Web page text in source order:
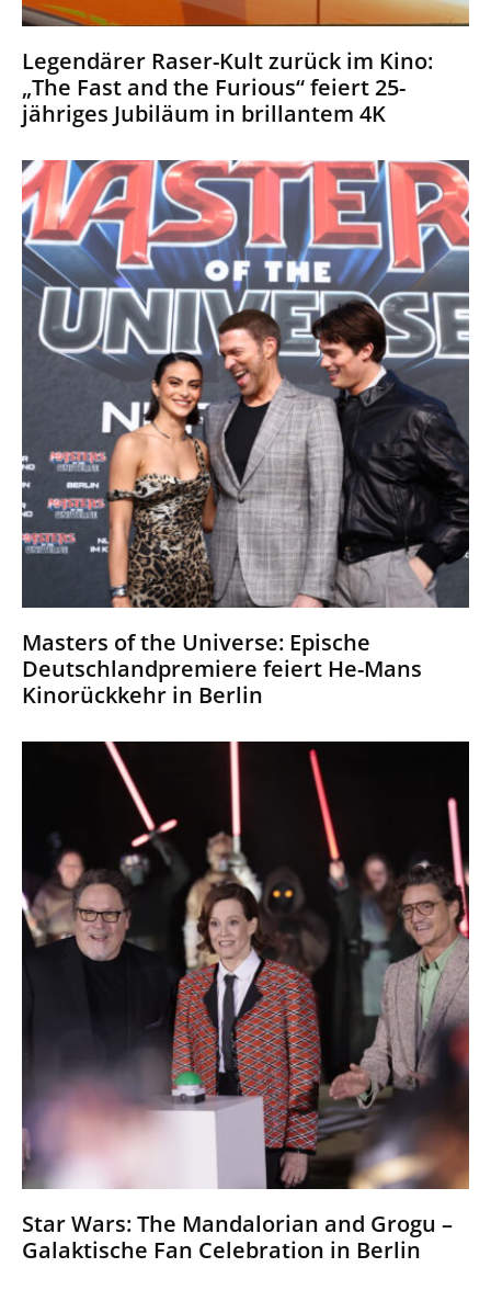
Legendärer Raser-Kult zurück im Kino:
„The Fast and the Furious“ feiert 25-
jähriges Jubiläum in brillantem 4K
Masters of the Universe: Epische
Deutschlandpremiere feiert He-Mans
Kinorückkehr in Berlin
Star Wars: The Mandalorian and Grogu –
Galaktische Fan Celebration in Berlin